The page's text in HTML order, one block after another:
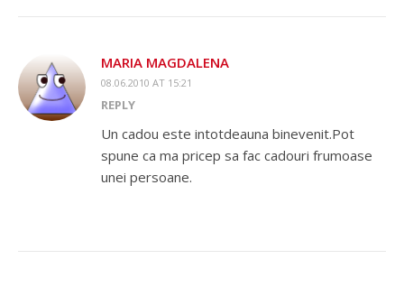
MARIA MAGDALENA
08.06.2010 AT 15:21
REPLY
Un cadou este intotdeauna binevenit.Pot
spune ca ma pricep sa fac cadouri frumoase
unei persoane.